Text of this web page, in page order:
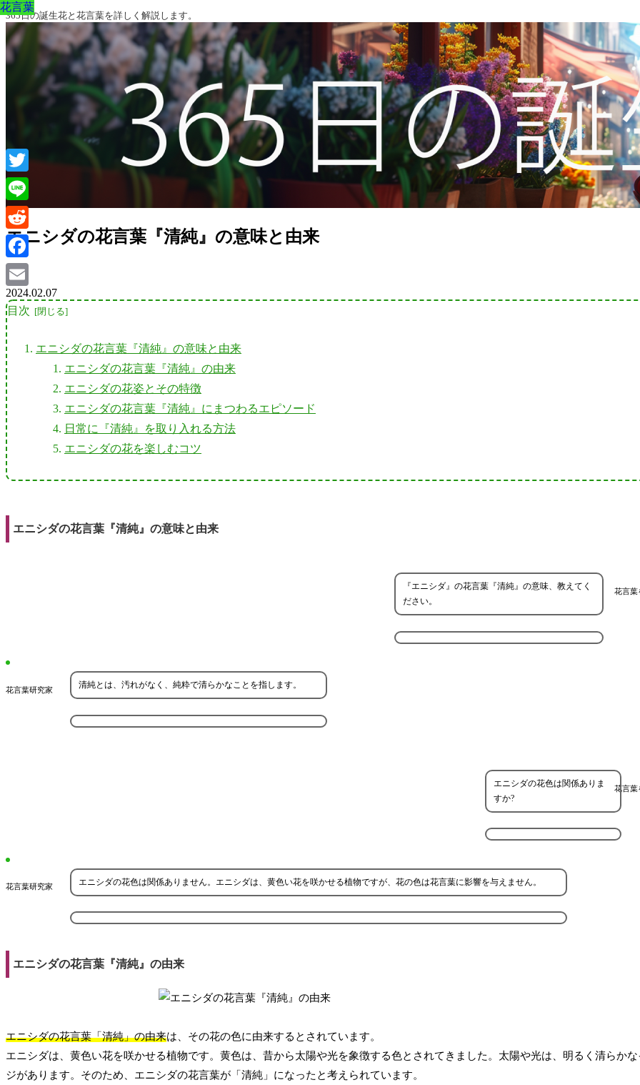
365日の誕生花と花言葉を詳しく解説します。
エニシダの花言葉『清純』の意味と由来
花言葉
2024.02.07
目次
エニシダの花言葉『清純』の意味と由来
エニシダの花言葉『清純』の由来
エニシダの花姿とその特徴
エニシダの花言葉『清純』にまつわるエピソード
日常に『清純』を取り入れる方法
エニシダの花を楽しむコツ
エニシダの花言葉『清純』の意味と由来
花言葉
『エニシダ』の花言葉『清純』の意味、教えてく
ださい。
花言葉研究家 清純とは、汚れがなく、純粋で清らかなことを指します。
花言葉
エニシダの花色は関係ありま
すか?
花言葉研究家 エニシダの花色は関係ありません。エニシダは、黄色い花を咲かせる植物ですが、花の色は花言葉に影響を与えません。
エニシダの花言葉『清純』の由来
エニシダの花言葉「清純」の由来は、その花の色に由来するとされています。
エニシダは、黄色い花を咲かせる植物です。黄色は、昔から太陽や光を象徴する色とされてきました。太陽や光は、明るく清らかな
ジがあります。そのため、エニシダの花言葉が「清純」になったと考えられています。
花言葉
花言葉
花言葉
花言葉
花言葉
花言葉
Twitter
Line
Reddit
Facebook
Email